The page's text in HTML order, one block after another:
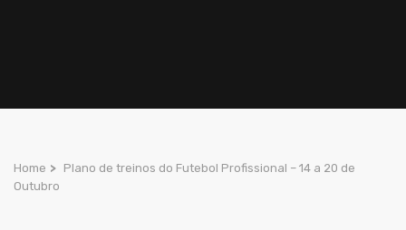
Home > Plano de treinos do Futebol Profissional – 14 a 20 de
Outubro